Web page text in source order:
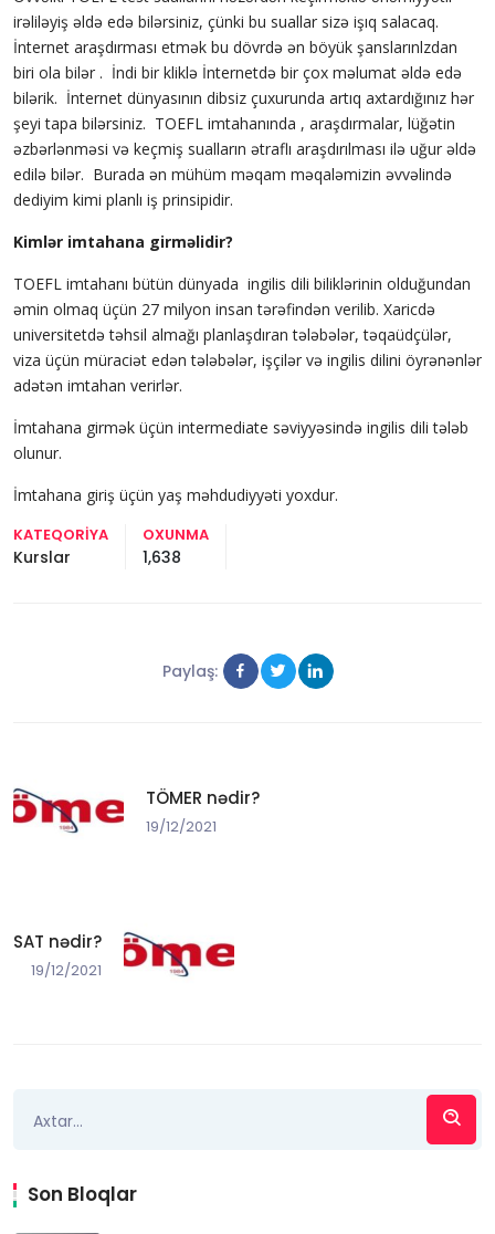
irəliləyiş əldə edə bilərsiniz, çünki bu suallar sizə işıq salacaq.
İnternet araşdırması etmək bu dövrdə ən böyük şanslarınlzdan
biri ola bilər . İndi bir kliklə İnternetdə bir çox məlumat əldə edə
bilərik. İnternet dünyasının dibsiz çuxurunda artıq axtardığınız hər
şeyi tapa bilərsiniz. TOEFL imtahanında , araşdırmalar, lüğətin
əzbərlənməsi və keçmiş sualların ətraflı araşdırılması ilə uğur əldə
edilə bilər. Burada ən mühüm məqam məqaləmizin əvvəlində
dediyim kimi planlı iş prinsipidir.
Kimlər imtahana girməlidir?
TOEFL imtahanı bütün dünyada ingilis dili biliklərinin olduğundan
əmin olmaq üçün 27 milyon insan tərəfindən verilib. Xaricdə
universitetdə təhsil almağı planlaşdıran tələbələr, təqaüdçülər,
viza üçün müraciət edən tələbələr, işçilər və ingilis dilini öyrənənlər
adətən imtahan verirlər.
İmtahana girmək üçün intermediate səviyyəsində ingilis dili tələb
olunur.
İmtahana giriş üçün yaş məhdudiyyəti yoxdur.
KATEQORIYA
Kurslar
OXUNMA
1,638
Paylaş:
TÖMER nədir?
19/12/2021
SAT nədir?
19/12/2021
Son Bloqlar